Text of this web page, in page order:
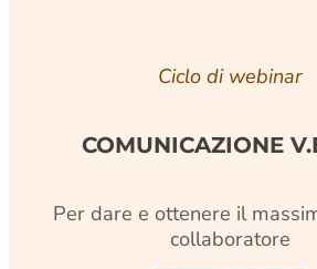
Ciclo di webinar
COMUNICAZIONE
Per dare e ottenere il
collaboratore